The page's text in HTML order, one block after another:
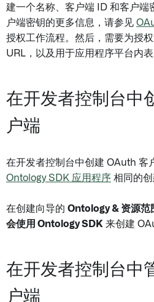
建一个名称、客户端 ID 和客户端
户端密钥的更多信息，请参见
授权工作流程。然后，需要为授
URL，以及用于应用程序平台内
在开发者控制台中
户端
在开发者控制台中创建 OAuth 客
Ontology SDK 应用程序 相同的创
在创建向导的 Ontology & 资源范
会使用 Ontology SDK 来创建
在开发者控制台中
户端